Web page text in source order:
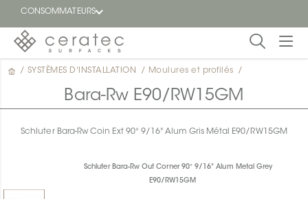
CONSOMMATEURS
En
vedette
un
détaillant
/ SYSTÈMES D'INSTALLATION / Moulures et profilés /
Bara-Rw E90/RW15GM
Schluter Bara-Rw Coin Ext 90° 9/16" Alum Gris Métal E90/RW15GM
Schluter Bara-Rw Out Corner 90° 9/16" Alum Metal Grey
E90/RW15GM